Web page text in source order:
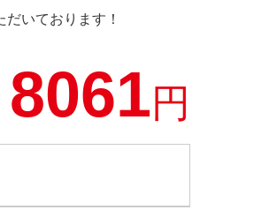
いております！
8061円